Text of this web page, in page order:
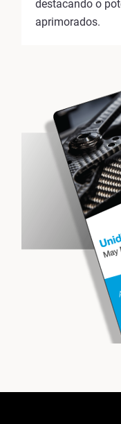
destacando o
aprimorados.